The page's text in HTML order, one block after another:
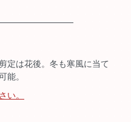
定は花後。冬も寒風に当て
能。
い。